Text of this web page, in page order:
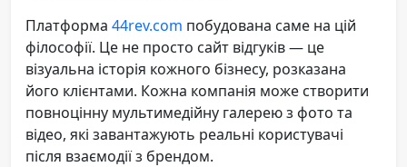
Платформа 44rev.com побудована саме на цій
філософії. Це не просто сайт відгуків — це
візуальна історія кожного бізнесу, розказана
його клієнтами. Кожна компанія може створити
повноцінну мультимедійну галерею з фото та
відео, які завантажують реальні користувачі
після взаємодії з брендом.